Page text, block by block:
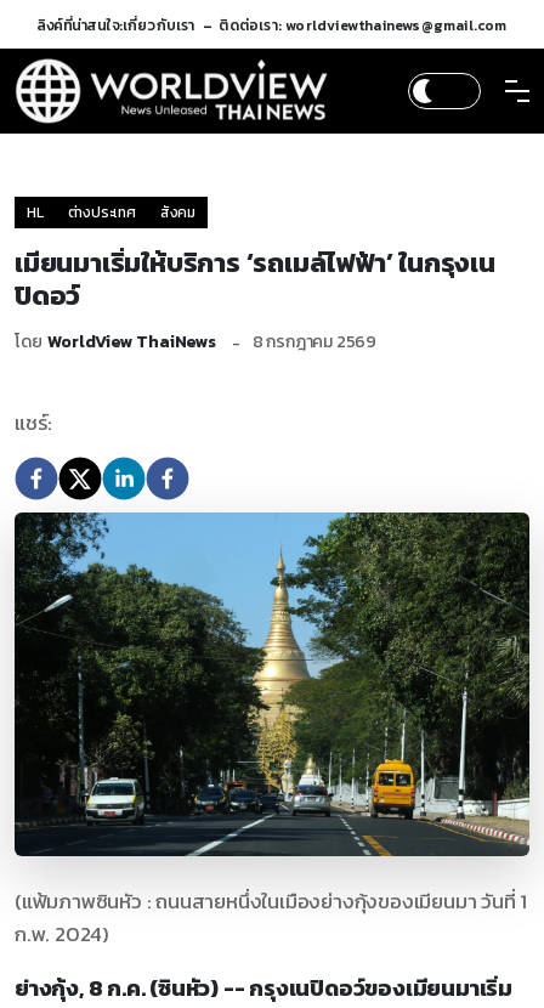
ลิงค์ที่น่าสนใจ:เกี่ยวกับเรา ติดต่อเรา: worldviewthainews@gmail.com
HL ต่างประเทศ สังคม
เมียนมาเริ่มให้บริการ ‘รถเมล์ไฟฟ้า’ ในกรุงเน
ปิดอว์
โดย WorldView ThaiNews 8 กรกฎาคม 2569
แชร์:
(แฟ้มภาพซินหัว : ถนนสายหนึ่งในเมืองย่างกุ้งของเมียนมา วันที่ 1
ก.พ. 2024)
ย่างกุ้ง, 8 ก.ค. (ซินหัว) -- กรุงเนปิดอว์ของเมียนมาเริ่ม